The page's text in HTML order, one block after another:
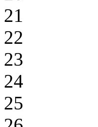
21
22
23
24
25